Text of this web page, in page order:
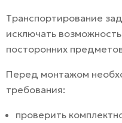
Транспортирование
исключать
посторонних
Перед монтажом
требования:
проверить